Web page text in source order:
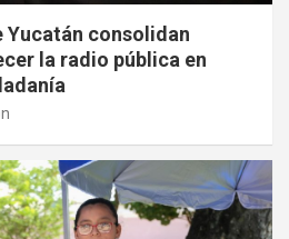
Yucatán consolidan
la radio pública en